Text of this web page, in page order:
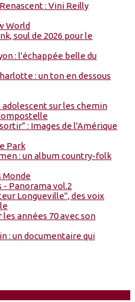
: Vini Reilly
World
soul de 2026 pour le
: l'échappée belle du
: un ton en dessous
adolescent sur les chemin
: Images de l'Amérique
Park
: un album country-folk
Monde
- Panorama vol.2
Longueville", des voix
années 70 avec son
: un documentaire qui